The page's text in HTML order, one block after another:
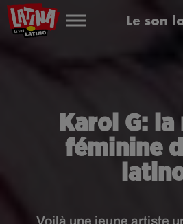
Le son
Karol G:
féminine
Voilà une jeune artiste